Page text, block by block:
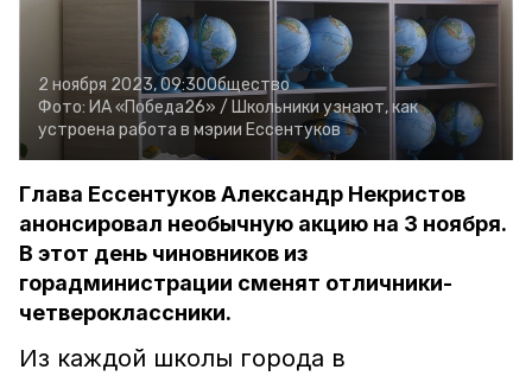
2 ноября 2023, 09:30Общество
Фото: ИА «Победа26» / Школьники узнают, как
устроена работа в мэрии Ессентуков
Глава Ессентуков Александр Некристов
анонсировал необычную акцию на 3 ноября.
В этот день чиновников из
горадминистрации сменят отличники-
четвероклассники.
Из каждой школы города в